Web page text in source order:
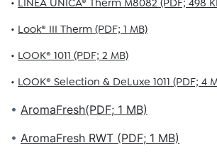
• LINEA UNICA® Therm M8082 (PDF; 498
• Look® III Therm (PDF; 1 MB)
• LOOK® 1011 (PDF; 2 MB)
• LOOK® Selection & DeLuxe 1011 (PDF; 4
• AromaFresh(PDF; 1 MB)
• AromaFresh RWT (PDF; 1 MB)